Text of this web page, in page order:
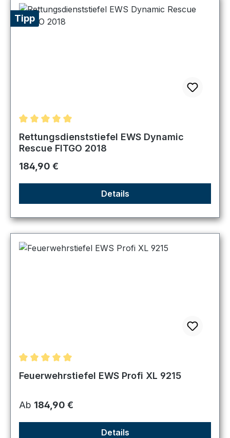
Tipp
Durchschnittliche Bewertung von 5 von 5 Sternen
Rettungsdienststiefel EWS Dynamic
Rescue FITGO 2018
Regulärer Preis:
184,90 €
Details
Durchschnittliche Bewertung von 5 von 5 Sternen
Feuerwehrstiefel EWS Profi XL 9215
Regulärer Preis:
Ab 184,90 €
Details